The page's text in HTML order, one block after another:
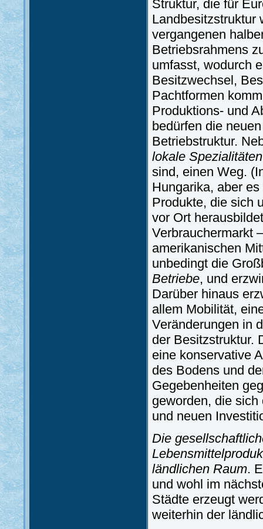
Struktur, die für
Landbesitzstruktur
vergangenen
Betriebsrahmens
umfasst, wodurch
Besitzwechsel,
Pachtformen
Produktions- und
bedürfen die
Betriebstruktur.
lokale Spezialitäten
sind, einen Weg.
Hungarika, aber
Produkte, die sich
vor Ort
Verbrauchermarkt
amerikanischen
unbedingt die
Betriebe, und
Darüber hinaus
allem Mobilität,
Veränderungen in
der Besitzstruktur.
eine konservative
des Bodens und
Gegebenheiten
geworden, die
und neuen
Die
ländlichen Raum.
und wohl im
Städte erzeugt
weiterhin der